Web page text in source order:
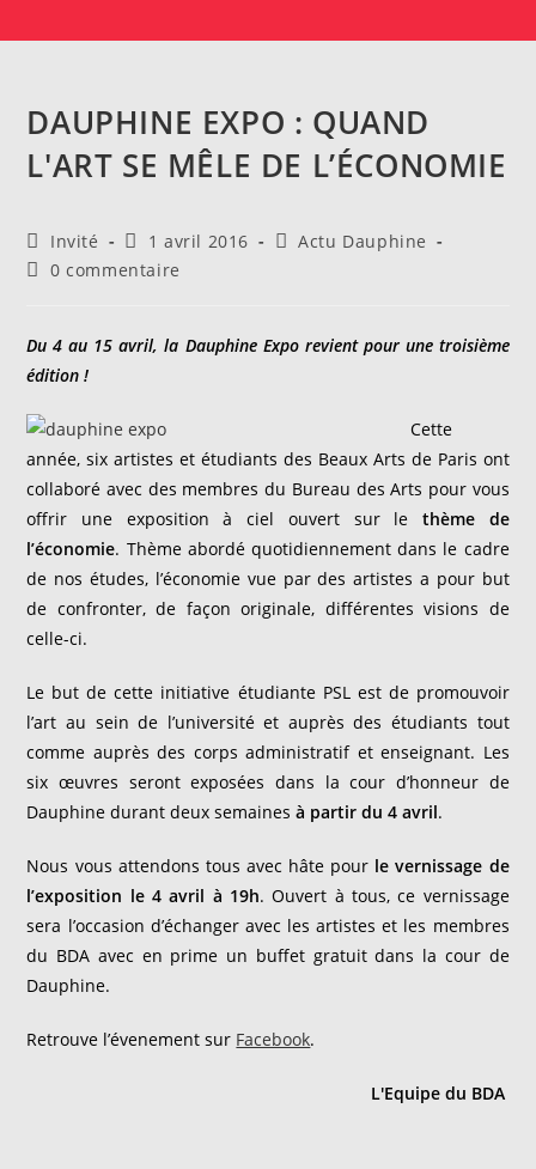
DAUPHINE EXPO : QUAND
L'ART SE MÊLE DE L’ÉCONOMIE
Auteur/autrice
de
Invité
Publication
publiée :
1 avril 2016
PostActu Dauphine
Commentaires
publication :
0 commentaire
Du 4 au 15 avril, la Dauphine Expo revient pour une troisième
édition !
Cette
année, six artistes et étudiants des Beaux Arts de Paris ont
collaboré avec des membres du Bureau des Arts pour vous
offrir une exposition à ciel ouvert sur le thème de
l’économie. Thème abordé quotidiennement dans le cadre
de nos études, l’économie vue par des artistes a pour but
de confronter, de façon originale, différentes visions de
celle-ci.
Le but de cette initiative étudiante PSL est de promouvoir
l’art au sein de l’université et auprès des étudiants tout
comme auprès des corps administratif et enseignant. Les
six œuvres seront exposées dans la cour d’honneur de
Dauphine durant deux semainesà partir du 4 avril.
Nous vous attendons tous avec hâte pour le vernissage de
l’exposition le 4 avril à 19h. Ouvert à tous, ce vernissage
sera l’occasion d’échanger avec les artistes et les membres
du BDA avec en prime un buffet gratuit dans la cour de
Dauphine.
Retrouve l’évenement sur Facebook.
L'Equipe du BDA